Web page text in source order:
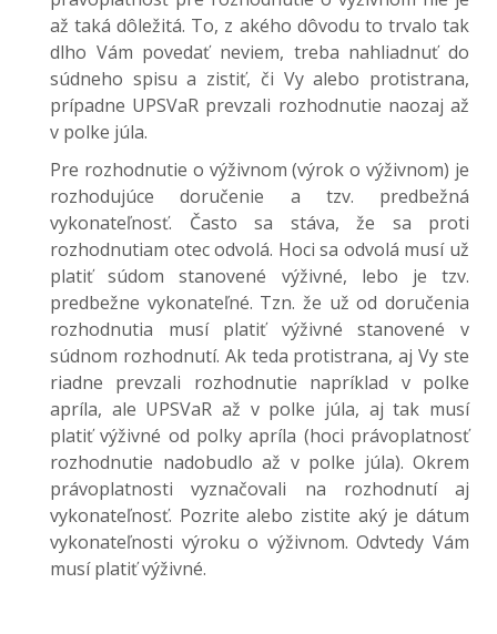
až taká dôležitá. To, z akého dôvodu to trvalo tak
dlho Vám povedať neviem, treba nahliadnuť do
súdneho spisu a zistiť, či Vy alebo protistrana,
prípadne UPSVaR prevzali rozhodnutie naozaj až
v polke júla.
Pre rozhodnutie o výživnom (výrok o výživnom) je
rozhodujúce doručenie a tzv. predbežná
vykonateľnosť. Často sa stáva, že sa proti
rozhodnutiam otec odvolá. Hoci sa odvolá musí už
platiť súdom stanovené výživné, lebo je tzv.
predbežne vykonateľné. Tzn. že už od doručenia
rozhodnutia musí platiť výživné stanovené v
súdnom rozhodnutí. Ak teda protistrana, aj Vy ste
riadne prevzali rozhodnutie napríklad v polke
apríla, ale UPSVaR až v polke júla, aj tak musí
platiť výživné od polky apríla (hoci právoplatnosť
rozhodnutie nadobudlo až v polke júla). Okrem
právoplatnosti vyznačovali na rozhodnutí aj
vykonateľnosť. Pozrite alebo zistite aký je dátum
vykonateľnosti výroku o výživnom. Odvtedy Vám
musí platiť výživné.